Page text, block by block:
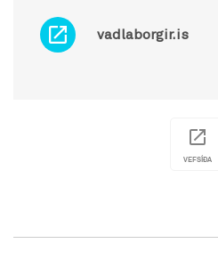
vadlaborgir.is
VEFSÍÐA